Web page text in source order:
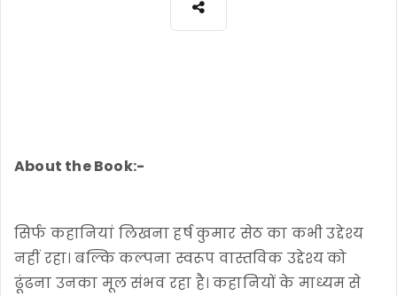
About the Book:-
सिर्फ कहानियां लिखना हर्ष कुमार सेठ का कभी उद्देश्य
नहीं रहा। बल्कि कल्पना स्वरूप वास्तविक उद्देश्य को
ढूंढना उनका मूल संभव रहा है। कहानियों के माध्यम से